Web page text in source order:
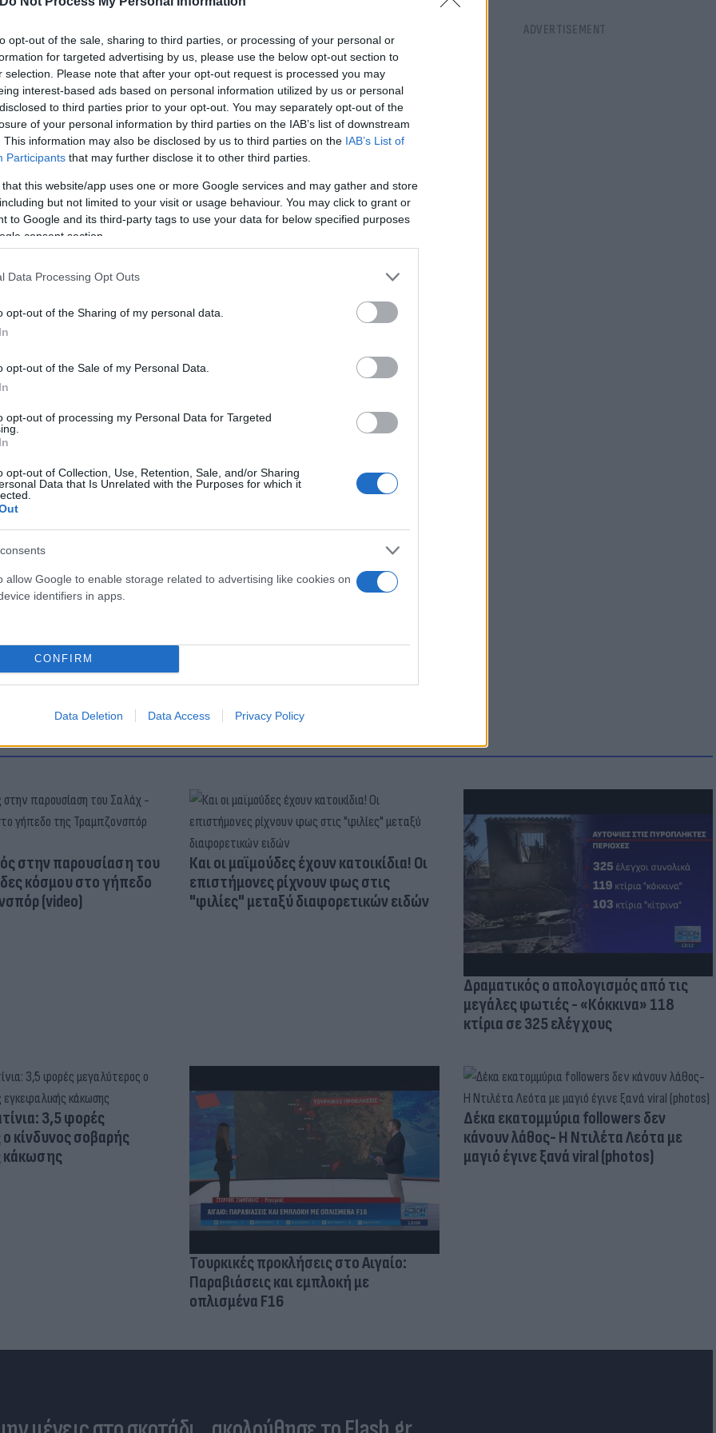
opt-out of the sale, sharing to third parties, or processing of your personal or
for targeted advertising by us, please use the below opt-out section to
selection. Please note that after your opt-out request is processed you may
interest-based ads based on personal information utilized by us or personal
to third parties prior to your opt-out. You may separately opt-out of the
of your personal information by third parties on the IAB’s list of downstream
This information may also be disclosed by us to third parties on the IAB’s List of
Participants that may further disclose it to other third parties.
that this website/app uses one or more Google services and may gather and store
but not limited to your visit or usage behaviour. You may click to grant or
to Google and its third-party tags to use your data for below specified purposes
consent section.
Data Processing Opt Outs
opt-out of the Sharing of my personal data.
opt-out of the Sale of my Personal Data.
opt-out of processing my Personal Data for Targeted
opt-out of Collection, Use, Retention, Sale, and/or Sharing
Data that Is Unrelated with the Purposes for which it
allow Google to enable storage related to advertising like cookies on
identifiers in apps.
CONFIRM
Data Deletion Data Access Privacy Policy
fighters engaging with Israeli children in Kibbutz Holit on
στην παρουσίαση του
κόσμου στο γήπεδο
(video)
Και οι μαϊμούδες έχουν κατοικίδια! Οι
επιστήμονες ρίχνουν φως στις
"φιλίες" μεταξύ διαφορετικών ειδών
Δραματικός ο απολογισμός από τις
μεγάλες φωτιές - «Κόκκινα» 118
κτίρια σε 325 ελέγχους
3,5 φορές
κίνδυνος σοβαρής
κάκωσης
Τουρκικές προκλήσεις στο Αιγαίο:
Παραβιάσεις και εμπλοκή με
οπλισμένα F16
Δέκα εκατομμύρια followers δεν
κάνουν λάθος- Η Ντιλέτα Λεότα με
μαγιό έγινε ξανά viral (photos)